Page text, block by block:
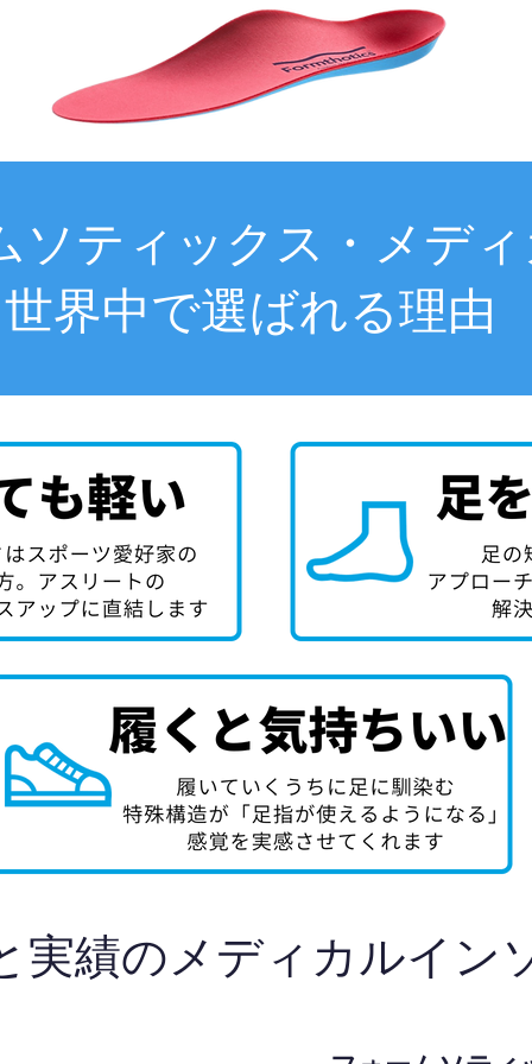
ソティックス・メデ
世界中で選ばれる理由
実績のメディカルイン